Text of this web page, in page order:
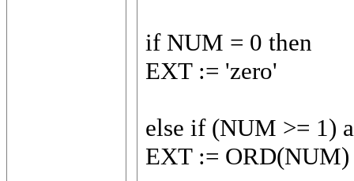
if NUM = 0 then
EXT := 'zero'
else if (NUM >= 1)
EXT := ORD(NUM)